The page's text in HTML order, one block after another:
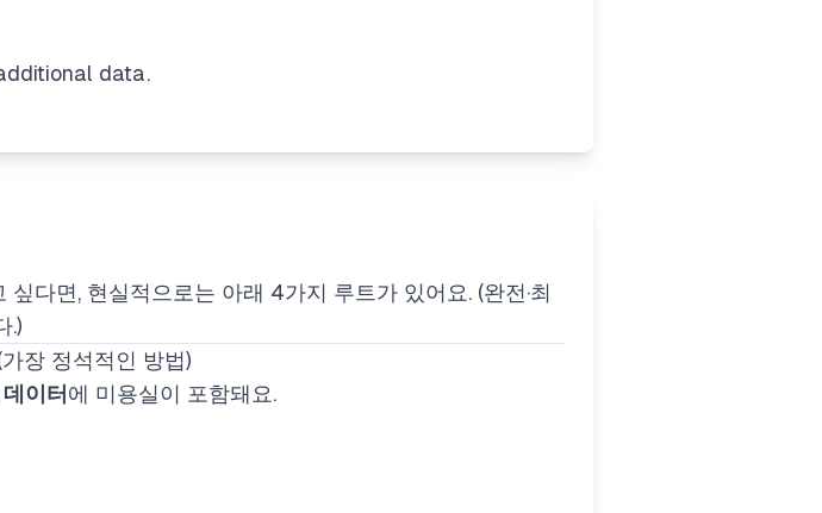
data.
싶다면, 현실적으로는 아래 4가지 루트가 있어요. (완전·최
.)
장 정석적인 방법)
이터 에 미용실이 포함돼요.